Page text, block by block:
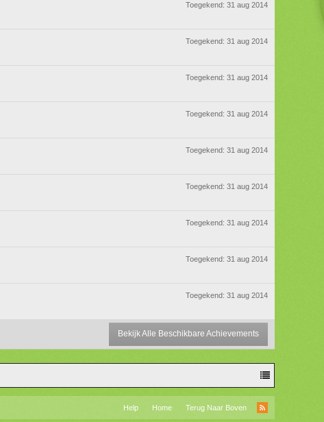
Toegekend: 31 aug 2014
Toegekend: 31 aug 2014
Toegekend: 31 aug 2014
Toegekend: 31 aug 2014
Toegekend: 31 aug 2014
Toegekend: 31 aug 2014
Toegekend: 31 aug 2014
Toegekend: 31 aug 2014
Toegekend: 31 aug 2014
Bekijk Alle Beschikbare Achievements
Help Home
Terug Naar Boven
RSS